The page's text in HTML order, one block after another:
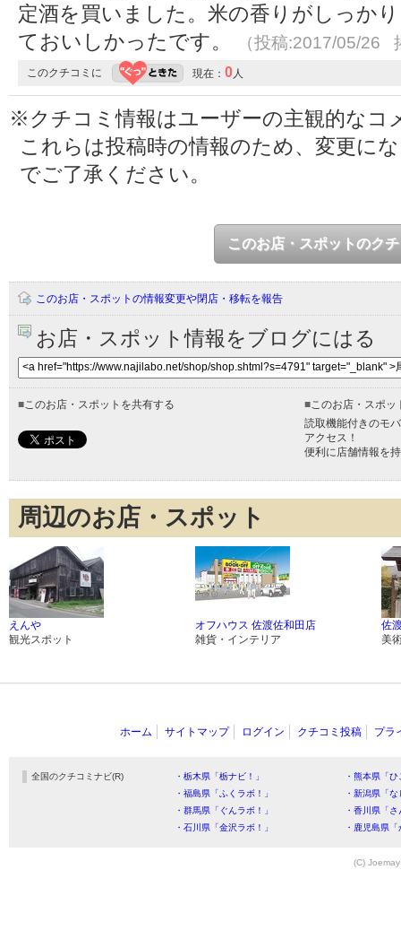
定酒を買いました。米の香りがしっか
ておいしかったです。
（投稿:2017/05/26
このクチコミに 現在： 0 人
※クチコミ情報はユーザーの主観的なコ
これらは投稿時の情報のため、変更に
でご了承ください。
このお店・スポットのク
このお店・スポットの情報変更や閉店・移転を報告
お店・スポット情報をブログにはる
■ このお店・スポットを共有する ■ このお店・スポ
読取機能付きのモ
アクセス！
便利に店舗情報を
周辺のお店・スポット
えんや
観光スポット
オフハウス 佐渡佐和田店
雑貨・インテリア
佐
美
ホーム サイトマップ ログイン クチコミ投稿 プラ
全国のクチコミナビ(R) ・栃木県「栃ナビ！」
・熊本県「
・福島県「ふくラボ！」
・新潟県「
・群馬県「ぐんラボ！」
・香川県「
・石川県「金沢ラボ！」
・鹿児島県
(C)